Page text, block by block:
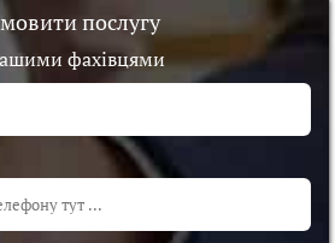
послугу
фахівцями